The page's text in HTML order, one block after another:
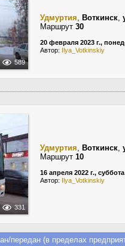
589
Удмуртия, Воткинск,
Маршрут 30
20 февраля 2023 г.,
Автор: Ilya_Votkinskiy
331
Удмуртия, Воткинск,
Маршрут 10
16 апреля 2022 г., суббота
Автор: Ilya_Votkinskiy
передан (в пределах